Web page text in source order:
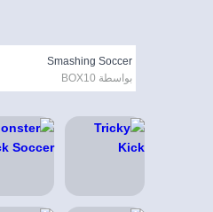
Smashing Soccer
بواسطة BOX10